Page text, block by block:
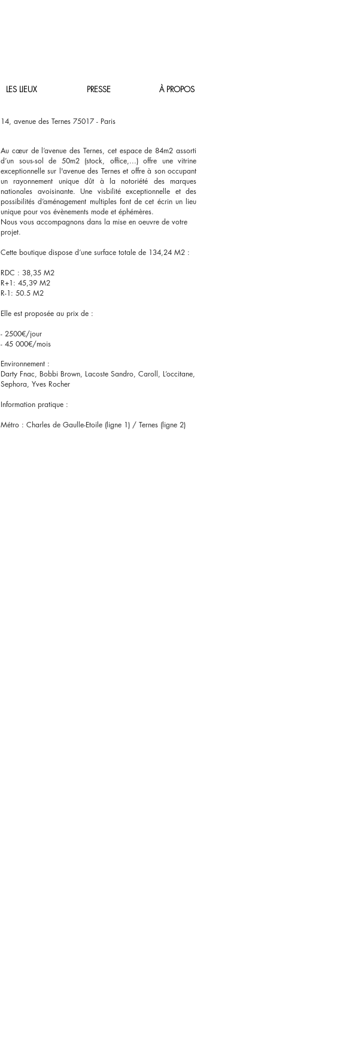
LES LIEUX PRESSE À PROPOS
14, avenue des Ternes 75017 - Paris
Au cœur de l’avenue des Ternes, cet espace de 84m2 assorti
d’un sous-sol de 50m2 (stock, office,...) offre une vitrine
exceptionnelle sur l'avenue des Ternes et offre à son occupant
un rayonnement unique dût à la notoriété des marques
nationales avoisinante. Une visbilité exceptionnelle et des
possibilités d’aménagement multiples font de cet écrin un lieu
unique pour vos évènements mode et éphémères.
Nous vous accompagnons dans la mise en oeuvre de votre
projet.
Cette boutique dispose d’une surface totale de 134,24 M2 :
RDC : 38,35 M2
R+1: 45,39 M2
R-1: 50.5 M2
Elle est proposée au prix de :
- 2500€/jour
- 45 000€/mois
Environnement :
Darty Fnac, Bobbi Brown, Lacoste Sandro, Caroll, L’occitane,
Sephora, Yves Rocher
Information pratique :
Métro : Charles de Gaulle-Etoile (ligne 1) / Ternes (ligne 2)